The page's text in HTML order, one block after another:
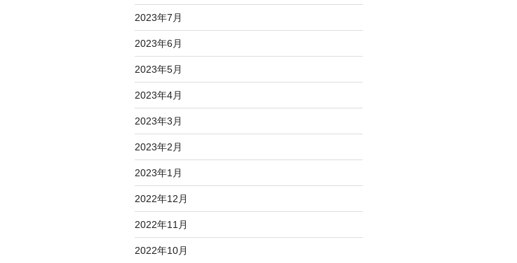
2023年7月
2023年6月
2023年5月
2023年4月
2023年3月
2023年2月
2023年1月
2022年12月
2022年11月
2022年10月